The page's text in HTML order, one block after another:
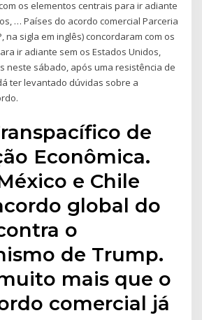
os elementos centrais para ir adiante
… Países do acordo comercial Parceria
na sigla em inglês) concordaram com os
ir adiante sem os Estados Unidos,
neste sábado, após uma resistência de
ter levantado dúvidas sobre a
de
Econômica.
e Chile
global do
o
de Trump.
mais que o
comercial já